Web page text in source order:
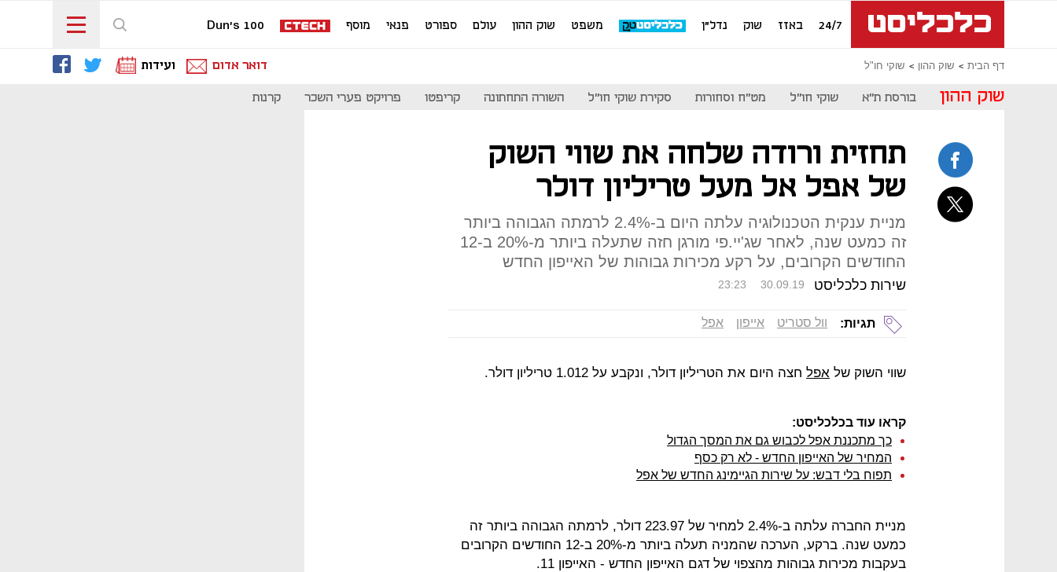
24/7 באזז שוק נדל"ן משפט שוק ההון עולם ספורט פנאי מוסף Dun's 100
דף הבית שוק ההון שוקי חו"ל דואר אדום ועידות
שוק ההון בורסת ת"א שוקי חו"ל מט"ח וסחורות סקירת שוקי חו"ל השורה התחתונה קריפטו פרויקט פערי השכר קרנות
תחזית ורודה שלחה את שווי השוק
של אפל אל מעל טריליון דולר
מניית ענקית הטכנולוגיה עלתה היום ב-2.4% לרמתה הגבוהה ביותר
זה כמעט שנה, לאחר שג'יי.פי מורגן חזה שתעלה ביותר מ-20% ב-12
החודשים הקרובים, על רקע מכירות גבוהות של האייפון החדש
שירות כלכליסט 23:23 30.09.19
תגיות: וול סטריט אייפון אפל
שווי השוק של אפל חצה היום את הטריליון דולר, ונקבע על 1.012 טריליון דולר.
קראו עוד בכלכליסט:
כך מתכננת אפל לכבוש גם את המסך הגדול
המחיר של האייפון החדש - לא רק כסף
תפוח בלי דבש: על שירות הגיימינג החדש של אפל
מניית החברה עלתה ב-2.4% למחיר של 223.97 דולר, לרמתה הגבוהה ביותר זה
כמעט שנה. ברקע, הערכה שהמניה תעלה ביותר מ-20% ב-12 החודשים הקרובים
בעקבות מכירות גבוהות מהצפוי של דגם האייפון החדש - האייפון 11.